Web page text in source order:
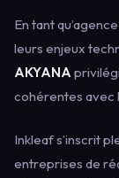
En tant
leurs enjeux
AKYANA
cohérentes avec
Inkleaf s’inscrit
entreprises de